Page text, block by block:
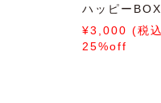
ハッピーBOX
3,000
25%off